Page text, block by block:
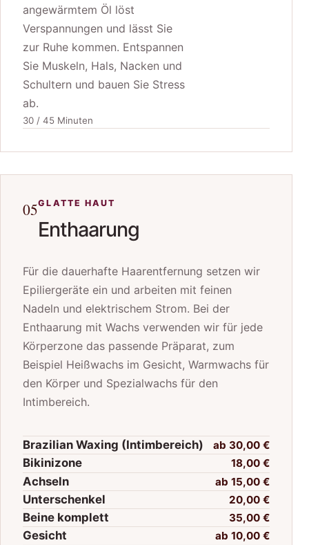
angewärmtem Öl löst
Verspannungen und lässt Sie
zur Ruhe kommen. Entspannen
Sie Muskeln, Hals, Nacken und
Schultern und bauen Sie Stress
ab.
30 / 45 Minuten
05GLATTE HAUT
Enthaarung
Für die dauerhafte Haarentfernung setzen wir
Epiliergeräte ein und arbeiten mit feinen
Nadeln und elektrischem Strom. Bei der
Enthaarung mit Wachs verwenden wir für jede
Körperzone das passende Präparat, zum
Beispiel Heißwachs im Gesicht, Warmwachs für
den Körper und Spezialwachs für den
Intimbereich.
Brazilian Waxing (Intimbereich) ab 30,00 €
Bikinizone 18,00 €
Achseln ab 15,00 €
Unterschenkel 20,00 €
Beine komplett 35,00 €
Gesicht ab 10,00 €